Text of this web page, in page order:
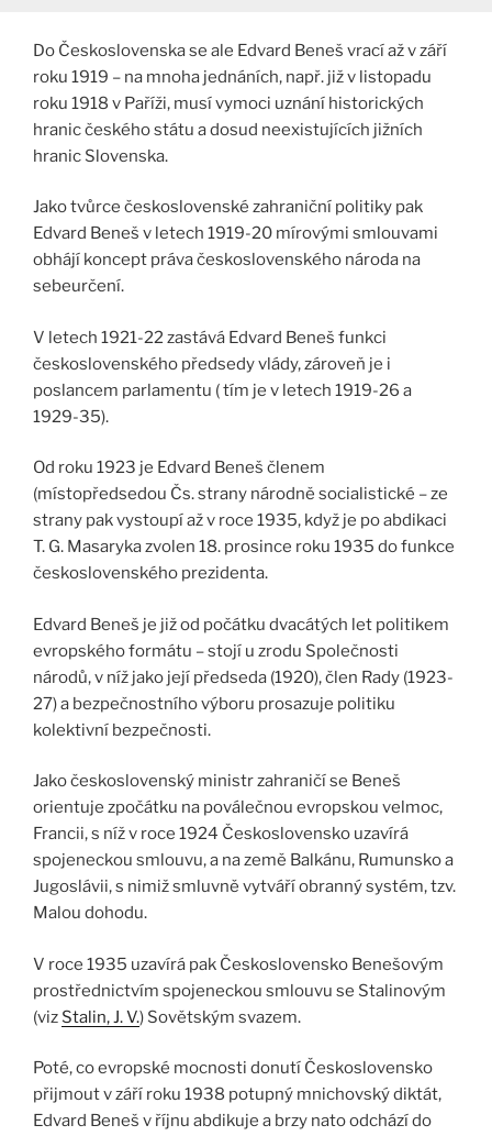
Do Československa se ale Edvard Beneš vrací až v září
roku 1919 – na mnoha jednáních, např. již v listopadu
roku 1918 v Paříži, musí vymoci uznání historických
hranic českého státu a dosud neexistujících jižních
hranic Slovenska.
Jako tvůrce československé zahraniční politiky pak
Edvard Beneš v letech 1919-20 mírovými smlouvami
obhájí koncept práva československého národa na
sebeurčení.
V letech 1921-22 zastává Edvard Beneš funkci
československého předsedy vlády, zároveň je i
poslancem parlamentu ( tím je v letech 1919-26 a
1929-35).
Od roku 1923 je Edvard Beneš členem
(místopředsedou Čs. strany národně socialistické – ze
strany pak vystoupí až v roce 1935, když je po abdikaci
T. G. Masaryka zvolen 18. prosince roku 1935 do funkce
československého prezidenta.
Edvard Beneš je již od počátku dvacátých let politikem
evropského formátu – stojí u zrodu Společnosti
národů, v níž jako její předseda (1920), člen Rady (1923-
27) a bezpečnostního výboru prosazuje politiku
kolektivní bezpečnosti.
Jako československý ministr zahraničí se Beneš
orientuje zpočátku na poválečnou evropskou velmoc,
Francii, s níž v roce 1924 Československo uzavírá
spojeneckou smlouvu, a na země Balkánu, Rumunsko a
Jugoslávii, s nimiž smluvně vytváří obranný systém, tzv.
Malou dohodu.
V roce 1935 uzavírá pak Československo Benešovým
prostřednictvím spojeneckou smlouvu se Stalinovým
(viz Stalin, J. V.) Sovětským svazem.
Poté, co evropské mocnosti donutí Československo
přijmout v září roku 1938 potupný mnichovský diktát,
Edvard Beneš v říjnu abdikuje a brzy nato odchází do